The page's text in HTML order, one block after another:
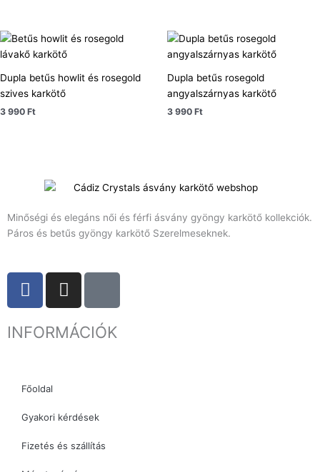
Dupla betűs howlit és rosegold
szives karkötő
3 990 Ft
Dupla betűs rosegold
angyalszárnyas karkötő
3 990 Ft
Minőségi és elegáns női és férfi ásvány gyöngy karkötő kollekciók.
Páros és betűs gyöngy karkötő Szerelmeseknek.
F
a
e
o
I
n
t
m
t
INFORMÁCIÓK
Főoldal
Gyakori kérdések
Fizetés és szállítás